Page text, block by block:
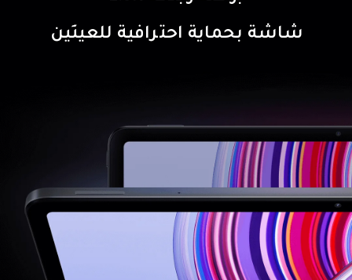
شاشة بحماية احترافية للعينَين